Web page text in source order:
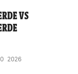
VS
2026